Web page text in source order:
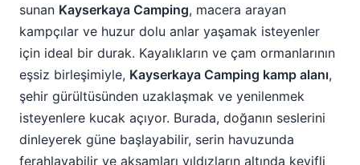
sunan Kayserkaya Camping, macera arayan
kampçılar ve huzur dolu anlar yaşamak isteyenler
için ideal bir durak. Kayalıkların ve çam ormanlarının
eşsiz birleşimiyle, Kayserkaya Camping kamp alanı,
şehir gürültüsünden uzaklaşmak ve yenilenmek
isteyenlere kucak açıyor. Burada, doğanın seslerini
dinleyerek güne başlayabilir, serin havuzunda
ferahlayabilir ve akşamları yıldızların altında keyifli